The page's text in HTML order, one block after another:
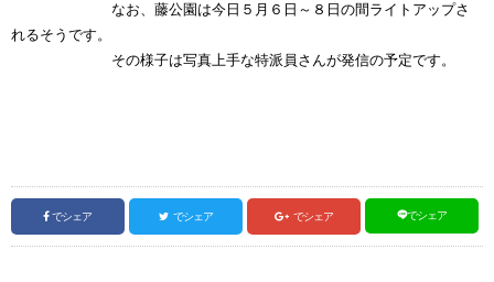
なお、藤公園は今日５月６日～８日の間ライトアップさ
れるそうです。
その様子は写真上手な特派員さんが発信の予定です。
でシェア でシェア でシェア でシェア